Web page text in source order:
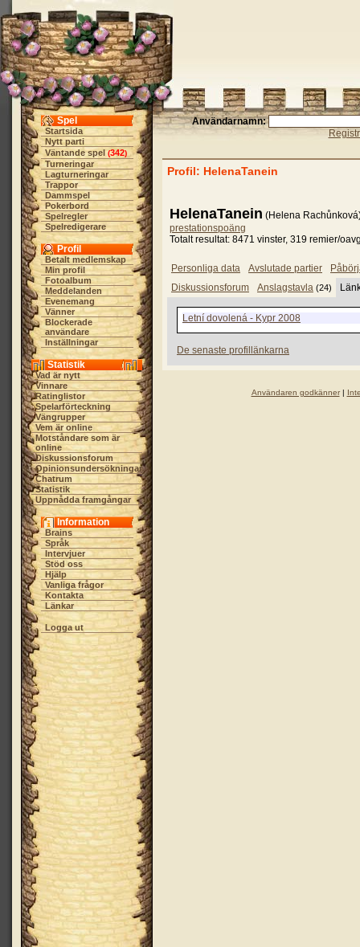
Spel
Startsida
Nytt parti
Väntande spel (342)
Turneringar
Lagturneringar
Trappor
Dammspel
Pokerbord
Spelregler
Spelredigerare
Profil
Betalt medlemskap
Min profil
Fotoalbum
Meddelanden
Evenemang
Vänner
Blockerade
användare
Inställningar
Statistik
Vad är nytt
Vinnare
Ratinglistor
Spelarförteckning
Vängrupper
Vem är online
Motståndare som är
online
Diskussionsforum
Opinionsundersökningar
Chatrum
Statistik
Uppnådda framgångar
Information
Brains
Språk
Intervjuer
Stöd oss
Hjälp
Vanliga frågor
Kontakta
Länkar
Logga ut
Användarnamn:
Profil: HelenaTanein
HelenaTanein (Helena
prestationspoäng
Totalt resultat: 8471 vinster, 319 remier/
Personliga data Avslutade partier
Diskussionsforum
Anslagstavla (24)
Letní dovolená - Kypr 2008
De senaste profillänkarna
Användaren godkänner|